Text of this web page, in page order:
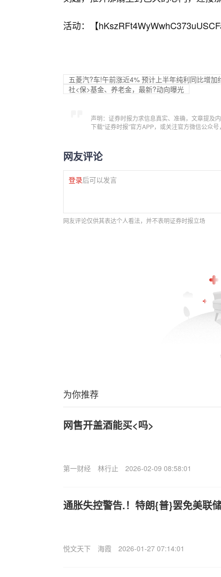
活动：【
五菱汽?车!午前涨近4% 预计上半年纯利同比增加
社<保>基金、养老金，最新?动向曝光
声明：证券时报力求信息真实、准确，文章提及
下载“证券时报”官方APP，或关注官方微信公众
网友评论
登录后可以发言
网友评论仅供其表达个人看法，并不表明证券时报立场
为你推荐
网售开盖酒能买<吗>
第一财经 林行止 2026-02-09 08:58:01
通胀失控警告.！特朗{普}罢免美联
悦文天下 海霞 2026-01-27 07:14:01